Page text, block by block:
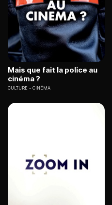
Mais que fait la police au
cinéma ?
CULTURE CINÉMA